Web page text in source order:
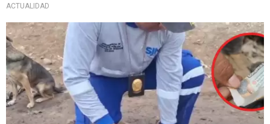
ACTUALIDAD
Allanamiento en 10 inmuebles